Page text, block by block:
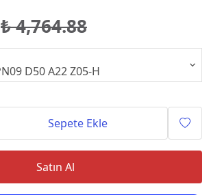
₺ 4,764.88
Sepete Ekle
Satın Al